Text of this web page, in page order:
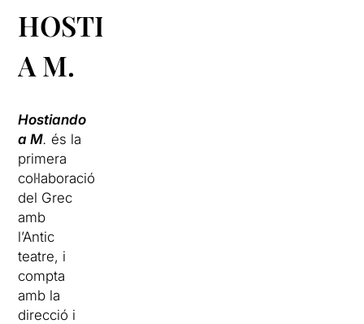
HOSTIANDO
A M.
Hostiando
a M. és la
primera
col·laboració
del Grec
amb
l’Antic
teatre, i
compta
amb la
direcció i